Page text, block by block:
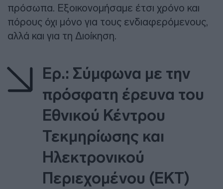
πρόσωπα. Εξοικονομήσαμε έτσι χρόνο και
πόρους όχι μόνο για τους ενδιαφερόμενους,
αλλά και για τη Διοίκηση.
Ερ.: Σύμφωνα με την
πρόσφατη έρευνα του
Εθνικού Κέντρου
Τεκμηρίωσης και
Ηλεκτρονικού
Περιεχομένου (ΕΚΤ)